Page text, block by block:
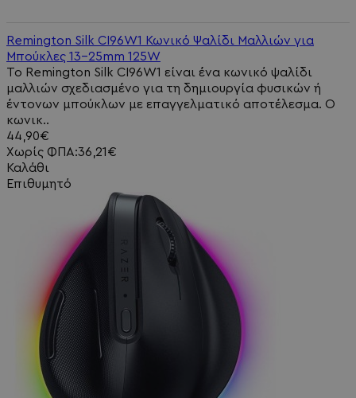
Remington Silk CI96W1 Κωνικό Ψαλίδι Μαλλιών για
Μπούκλες 13-25mm 125W
Το Remington Silk CI96W1 είναι ένα κωνικό ψαλίδι
μαλλιών σχεδιασμένο για τη δημιουργία φυσικών ή
έντονων μπούκλων με επαγγελματικό αποτέλεσμα. Ο
κωνικ..
44,90€
Χωρίς ΦΠΑ:36,21€
Καλάθι
Επιθυμητό